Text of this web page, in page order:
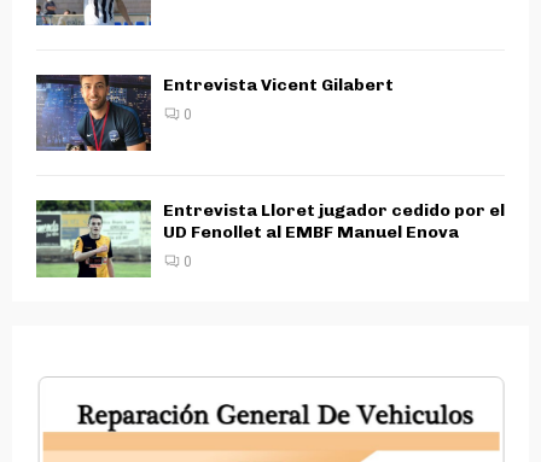
Entrevista Vicent Gilabert
0
Entrevista Lloret jugador cedido por el
UD Fenollet al EMBF Manuel Enova
0